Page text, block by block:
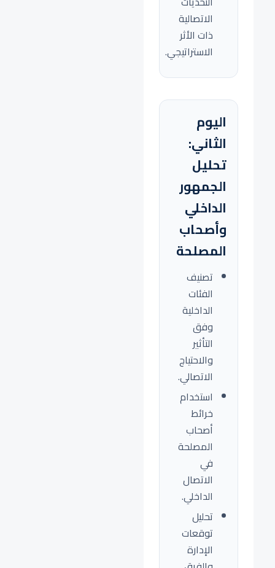
الاتصالية
ذات الأثر
الاستراتيجي.
اليوم
الثاني:
تحليل
الجمهور
الداخلي
وأصحاب
المصلحة
تصنيف
الفئات
الداخلية
وفق
التأثير
والاحتياج
الاتصالي.
استخدام
خرائط
أصحاب
المصلحة
في
الاتصال
الداخلي.
تحليل
توقعات
الإدارة